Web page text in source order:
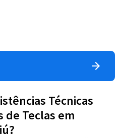
Técnicas
Teclas em